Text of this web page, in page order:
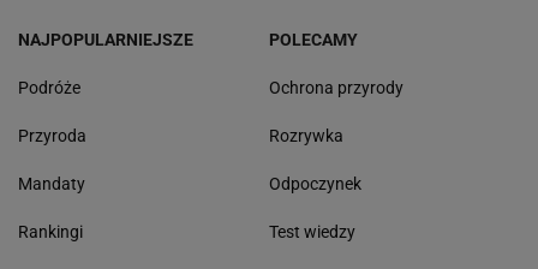
NAJPOPULARNIEJSZE
Podróże
Przyroda
Mandaty
Rankingi
POLECAMY
Ochrona przyrody
Rozrywka
Odpoczynek
Test wiedzy